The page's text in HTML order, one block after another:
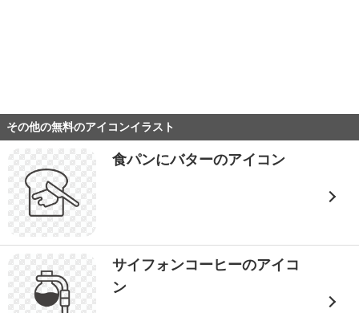
その他の無料のアイコンイラスト
食パンにバターのアイコン
サイフォンコーヒーのアイコ
ン